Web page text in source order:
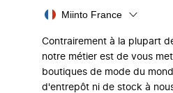
Miinto France
Contrairement à la plupart
notre métier est de vous
boutiques de mode du
d'entrepôt ni de stock à